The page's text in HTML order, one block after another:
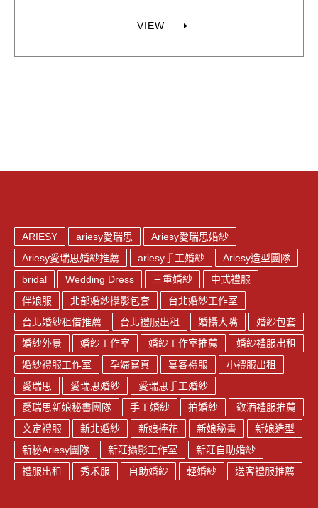
VIEW
ARIESY ariesy愛瑞思
Ariesy愛瑞思婚紗
Ariesy愛瑞思婚紗推薦
ariesy手工婚紗
Ariesy造型團隊
bridal
Wedding Dress 三重婚紗
中式禮服
伴娘服
北部婚紗攝影包套
台北婚紗工作室
台北婚紗租借推薦
台北禮服出租 婚攝大嘴
婚紗包套
婚紗外景
婚紗工作室 婚紗工作室推薦
婚紗禮服出租
婚紗禮服工作室
孕婦寫真 宴客禮服
小禮服出租
愛瑞思
愛瑞思婚紗
愛瑞思手工婚紗
愛瑞思新娘秘書團隊
手工婚紗 拍婚紗
敬酒禮服推薦
文定禮服
新北婚紗 新娘捧花 新娘秘書
新娘造型
新秘Ariesy團隊
新莊攝影工作室
新莊自助婚紗
禮服出租
秀禾服 自助婚紗 輕婚紗 送客禮服推薦